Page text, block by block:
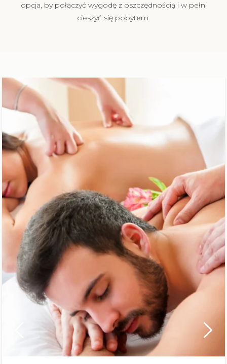
opcja, by połączyć wygodę z oszczędnością i w pełni
cieszyć się pobytem.